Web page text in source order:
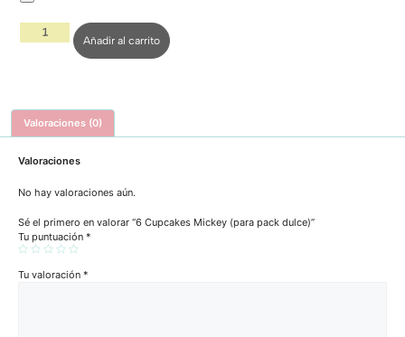
Añadir al carrito
Valoraciones (0)
Valoraciones
No hay valoraciones aún.
Sé el primero en valorar “6 Cupcakes Mickey (para pack dulce)”
Tu puntuación *
Tu valoración *